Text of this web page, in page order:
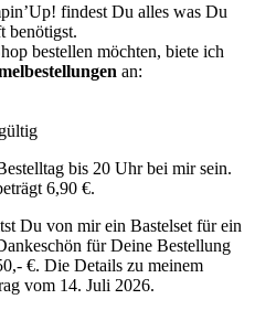
findest Du alles was Du
benötigst.
bestellen möchten, biete ich
an:
bis 20 Uhr bei mir sein.
6,90 €.
Du von mir ein Bastelset für ein
für Deine Bestellung
€. Die Details zu meinem
vom 14. Juli 2026.